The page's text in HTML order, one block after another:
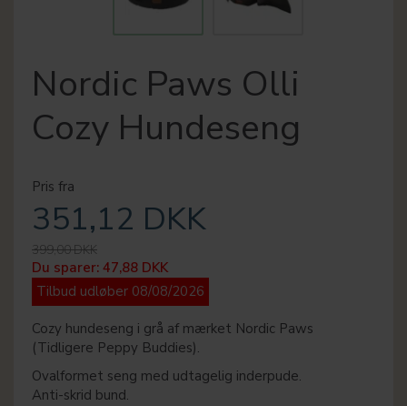
Nordic Paws Olli
Cozy Hundeseng
Pris fra
351,12 DKK
399,00 DKK
Du sparer: 47,88 DKK
Tilbud udløber 08/08/2026
Cozy hundeseng i grå af mærket Nordic Paws
(Tidligere Peppy Buddies).
Ovalformet seng med udtagelig inderpude.
Anti-skrid bund.